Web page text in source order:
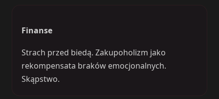
Finanse
Strach przed biedą. Zakupoholizm jako
rekompensata braków emocjonalnych.
Skąpstwo.